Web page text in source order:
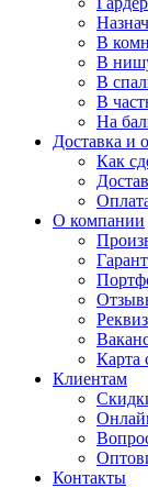
В
В
В
В
На
Доставка и
Как
О компании
Карта
Клиентам
Контакты